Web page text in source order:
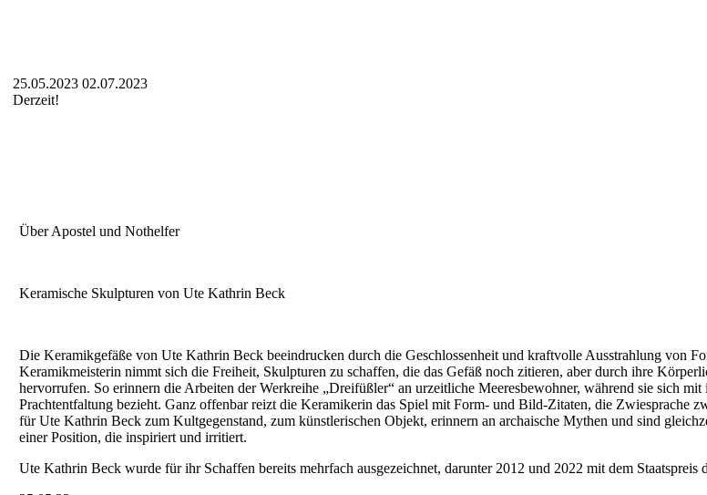
25.05.2023 02.07.2023
Derzeit!
Über Apostel und Nothelfer
Keramische Skulpturen von Ute Kathrin Beck
Die Keramikgefäße von Ute Kathrin Beck beeindrucken durch die Geschlossenheit und kraftvolle Ausstrahlung von
Keramikmeisterin nimmt sich die Freiheit, Skulpturen zu schaffen, die das Gefäß noch zitieren, aber durch ihre
hervorrufen. So erinnern die Arbeiten der Werkreihe „Dreifüßler“ an urzeitliche Meeresbewohner, während sie sich
Prachtentfaltung bezieht. Ganz offenbar reizt die Keramikerin das Spiel mit Form- und Bild-Zitaten, die Zwiesprache
für Ute Kathrin Beck zum Kultgegenstand, zum künstlerischen Objekt, erinnern an archaische Mythen und sind
einer Position, die inspiriert und irritiert.
Ute Kathrin Beck wurde für ihr Schaffen bereits mehrfach ausgezeichnet, darunter 2012 und 2022 mit dem Staatspreis